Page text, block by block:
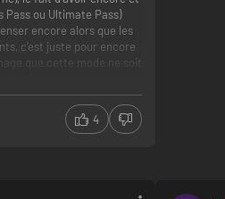
Hub
de Street Fighter 6 où les joueurs
et s'entraîner ensemble. Utilisez
d'autres joueurs via les bornes
Pass ou Ultimate Pass)
encore alors que les
c'est juste pour encore
que cette mode ne soit
bien nerveux pour peu
à 4 Go de vram. Un SSD
4